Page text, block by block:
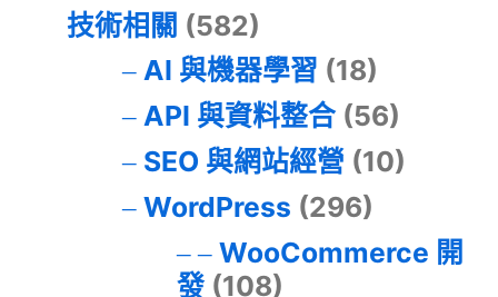
技術相關 (582)
AI 與機器學習 (18)
API 與資料整合(56)
SEO 與網站經營 (10)
WordPress (296)
WooCommerce 開
發(108)